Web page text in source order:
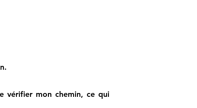
vérifier mon chemin, ce qui